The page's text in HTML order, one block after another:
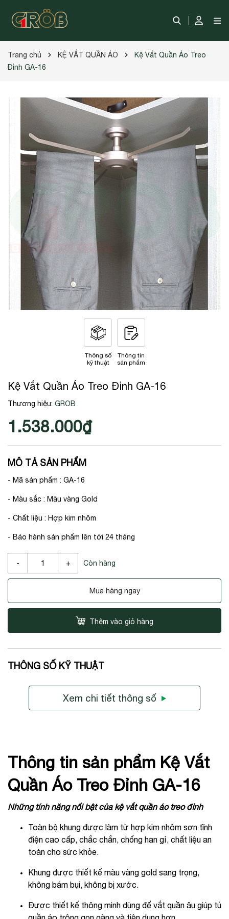
Trang chủ KỆ VẮT QUẦN ÁO
Kệ Vắt Quần Áo Treo
Đỉnh GA-16
Thông số
kỹ thuật
Thông tin
sản phẩm
Kệ Vắt Quần Áo Treo Đỉnh GA-16
Thương hiệu: GROB
1.538.000₫
MÔ TẢ SẢN PHẨM
- Mã sản phẩm : GA-16
- Màu sắc : Màu vàng Gold
- Chất liệu : Hợp kim nhôm
- Bảo hành sản phẩm lên tới 24 tháng
- + Còn hàng
Mua hàng ngay
Thêm vào giỏ hàng
THÔNG SỐ KỸ THUẬT
Xem chi tiết thông số
Thông tin sản phẩm Kệ Vắt
Quần Áo Treo Đỉnh GA-16
Những tính năng nổi bật của kệ vắt quần áo treo đỉnh
Toàn bộ khung được làm từ hợp kim nhôm sơn tĩnh
điện cao cấp, chắc chắn, chống han gỉ, chất liệu an
toàn cho sức khỏe.
Khung được thiết kế màu vàng gold sang trọng,
không bám bụi, không bị xước.
Được thiết kế thông minh dùng để vắt quần âu giúp tủ